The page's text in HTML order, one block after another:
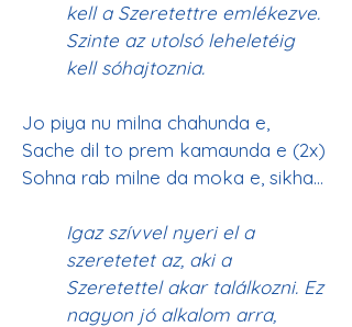
kell a Szeretettre emlékezve.
Szinte az utolsó leheletéig
kell sóhajtoznia.
Jo piya nu milna chahunda e,
Sache dil to prem kamaunda e (2x)
Igaz szívvel nyeri el a
szeretetet az, aki a
Szeretettel akar találkozni. Ez
nagyon jó alkalom arra,